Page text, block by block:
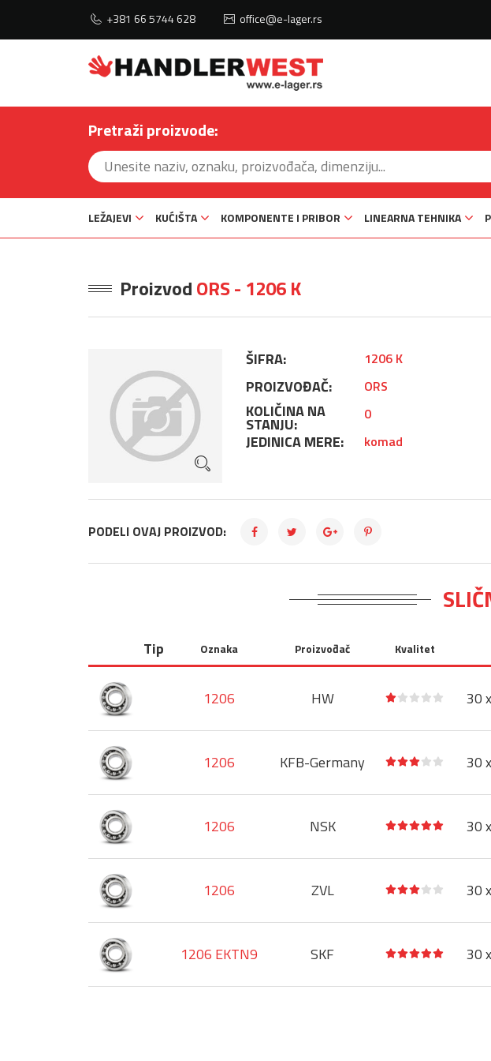
+381 66 5744 628 office@e-lager.rs
Pretraži proizvode:
LEŽAJEVI KUĆIŠTA KOMPONENTE I PRIBOR LINEARNA TEHNIKA
ProizvodORS - 1206 K
ŠIFRA: 1206 K
PROIZVOĐAČ: ORS
KOLIČINA NA
STANJU: 0
JEDINICA MERE: komad
PODELI OVAJ PROIZVOD:
Tip Oznaka Proizvođač Kvalitet
1206 HW 30
1206 KFB-Germany 30
1206 NSK 30
1206 ZVL 30
1206 EKTN9 SKF 30